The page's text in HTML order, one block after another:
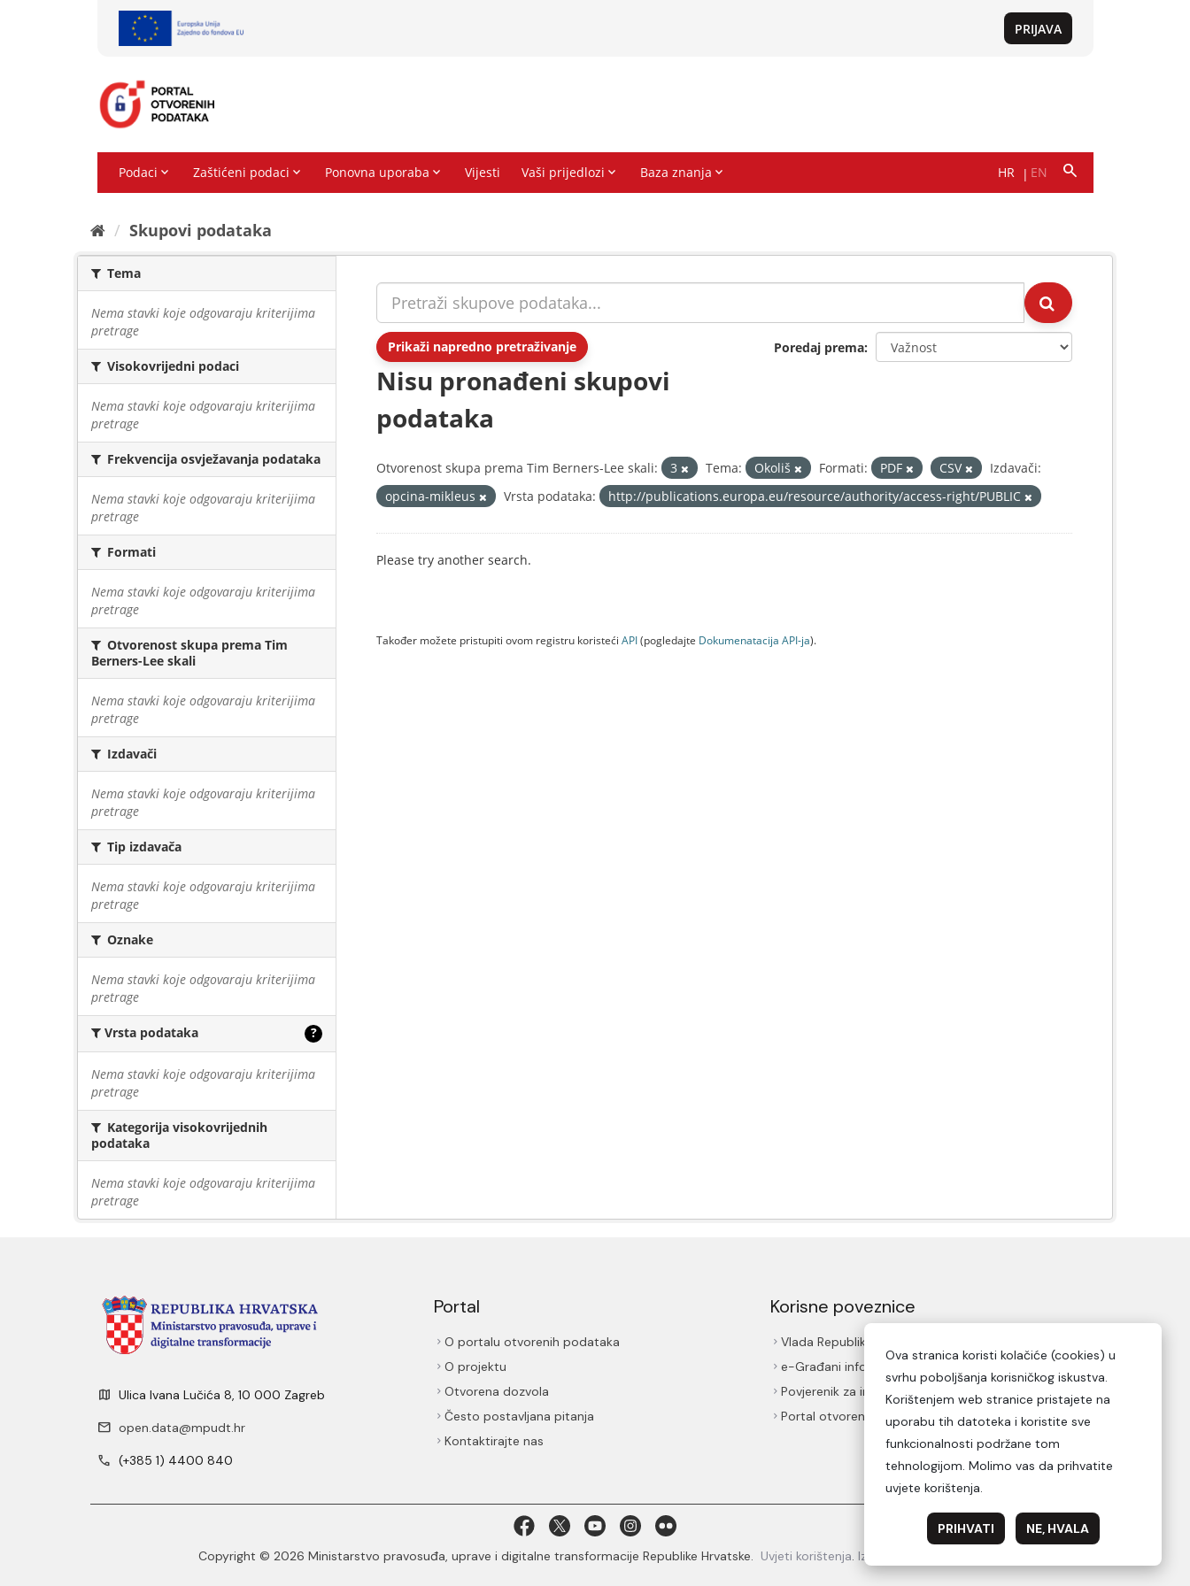
Skupovi podаtаkа
Tema
Nema stavki koje odgovaraju kriterijima
pretrage
Visokovrijedni podaci
Nema stavki koje odgovaraju kriterijima
pretrage
Frekvencija osvježavanja podataka
Nema stavki koje odgovaraju kriterijima
pretrage
Formati
Nema stavki koje odgovaraju kriterijima
pretrage
Otvorenost skupa prema Tim
Berners-Lee skali
Nema stavki koje odgovaraju kriterijima
pretrage
Izdavači
Nema stavki koje odgovaraju kriterijima
pretrage
Tip izdavača
Nema stavki koje odgovaraju kriterijima
pretrage
Oznake
Nema stavki koje odgovaraju kriterijima
pretrage
Vrsta podataka ?
Nema stavki koje odgovaraju kriterijima
pretrage
Kategorija visokovrijednih
podataka
Nema stavki koje odgovaraju kriterijima
pretrage
Prikaži napredno pretraživanje Poredaj prema
Nisu pronađeni skupovi
podataka
Otvorenost skupa prema Tim Berners-Lee skali: 3 Tema: Okoliš Formati: PDF CSV
Izdavači:
opcina-mikleus
Vrsta podataka: http://publications.europa.eu/resource/authority/access-right/PUBLIC
Please try another search.
Također možete pristupiti ovom registru koristeći API(pogledajte Dokumenаtаcijа API-jа).